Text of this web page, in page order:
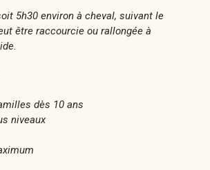
5h30 environ à cheval, suivant le
être raccourcie ou rallongée à
dès 10 ans
niveaux